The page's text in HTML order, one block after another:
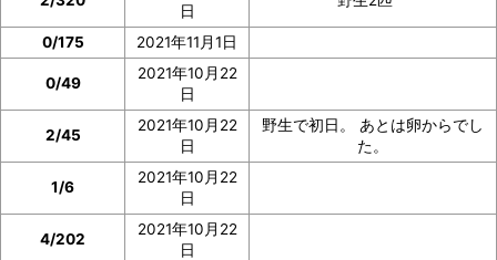
日
0/175 2021年11月1日
0/49
2021年10月22
日
2/45
2021年10月22
日
野生で初日。 あとは卵からでし
た。
1/6
2021年10月22
日
4/202
2021年10月22
日